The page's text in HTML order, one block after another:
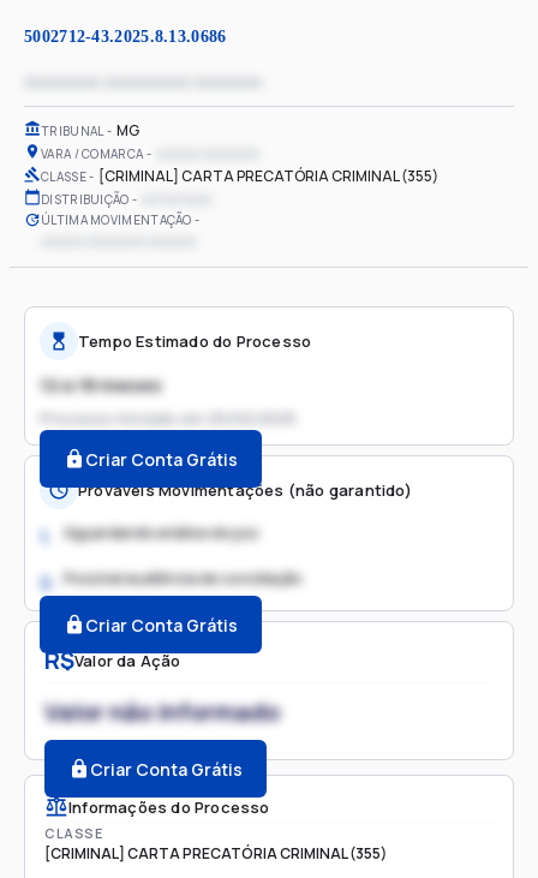
5002712-43.2025.8.13.0686
TRIBUNAL MG
VARA / COMARCA
CLASSE [CRIMINAL] CARTA PRECATÓRIA CRIMINAL (355)
DISTRIBUIÇÃO
ÚLTIMA MOVIMENTAÇÃO
R$Valor da Ação
Valor não informado
Criar Conta Grátis
Informações do Processo
CLASSE
[CRIMINAL] CARTA PRECATÓRIA CRIMINAL (355)
Tempo Estimado do Processo
12 a 18 meses
Processo iniciado em
Criar Conta Grátis
Prováveis Movimentações (não garantido)
1. Aguardando análise do juiz
2. Possível audiência de conciliação
Criar Conta Grátis